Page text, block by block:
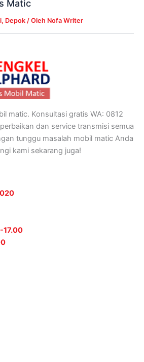
Matic
, Depok / Oleh Nofa Writer
matic. Konsultasi gratis WA: 0812
dan service transmisi semua
tunggu masalah mobil matic Anda
kami sekarang juga!